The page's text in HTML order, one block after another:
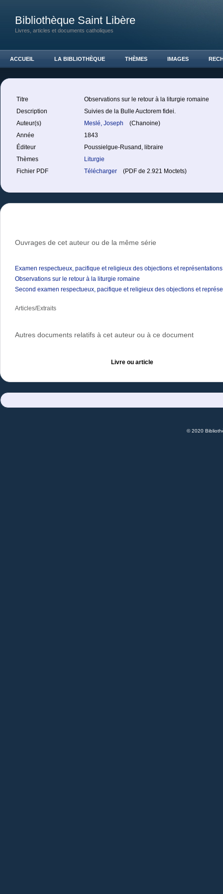
Bibliothèque Saint Libère
Livres, articles et documents catholiques
ACCUEIL LA BIBLIOTHÈQUE THÈMES IMAGES
Titre
Observations sur le retour à la liturgie romaine
Description
Suivies de la Bulle Auctorem fidei.
Auteur(s)
Meslé, Joseph
(Chanoine)
Année
1843
Éditeur
Poussielgue-Rusand, libraire
Thèmes
Liturgie
Fichier PDF
Télécharger (PDF de 2.921 Moctets)
Ouvrages de cet auteur ou de la même série
Examen respectueux, pacifique et religieux des objections et
Observations sur le retour à la liturgie romaine
Second examen respectueux, pacifique et religieux des objections et
Articles/Extraits
Autres documents relatifs à cet auteur ou à ce document
Livre ou article
© 2020